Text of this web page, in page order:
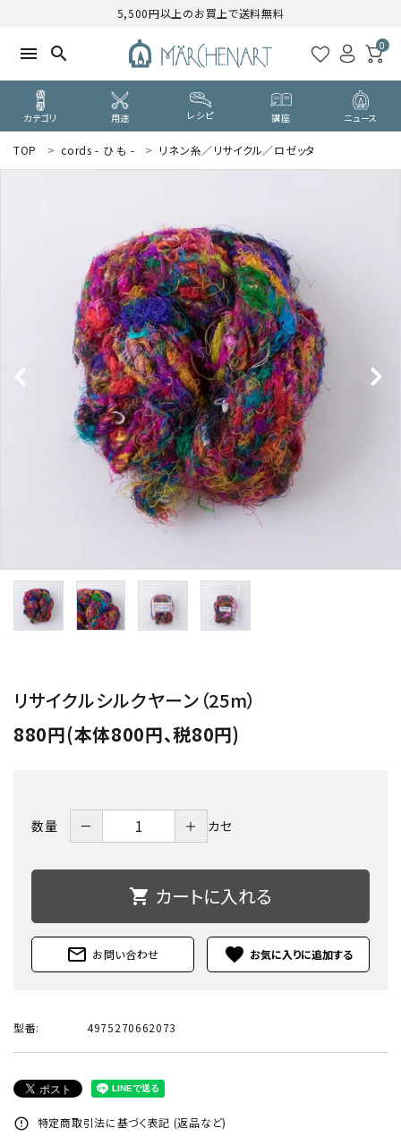
5,500円以上のお買上で送料無料
menu search 0
カテゴリ 用途 レシピ 講座 ニュース
search
ようこそ ゲスト 様
ログイン 新規会員登録
CATEGORY
カテゴリーから探す
PURPOSE
用途から探す
SHOP
店舗
TOP cords - ひ も - リネン糸／リサイクル／ロゼッタ
リサイクルシルクヤーン（25m）
880円(本体800円、税80円)
数量 － ＋ カセ
shopping_cart カートに入れる
mail_outline お問い合わせ favorite
型番: 4975270662073
error_outline 特定商取引法に基づく表記 (返品など)